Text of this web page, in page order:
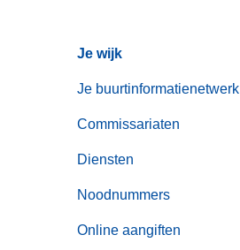
Je wijk
Je buurtinformatienetwerk
Commissariaten
Diensten
Noodnummers
Online aangiften